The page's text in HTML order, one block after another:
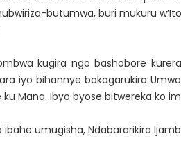
butumwa, buri mukuru
kugira ngo bashobore
iyo bihannye bakagarukira
ku Mana. Ibyo byose bitwereka ko
ibahe umugisha, Ndabararikira